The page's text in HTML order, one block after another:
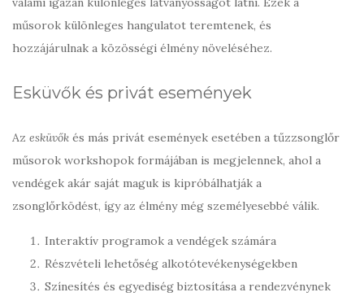
műsorok különleges hangulatot teremtenek, és
hozzájárulnak a közösségi élmény növeléséhez.
Esküvők és privát események
Az esküvők és más privát események esetében a tűzzsonglőr
műsorok workshopok formájában is megjelennek, ahol a
vendégek akár saját maguk is kipróbálhatják a
zsonglőrködést, így az élmény még személyesebbé válik.
Interaktív programok a vendégek számára
Részvételi lehetőség alkotótevékenységekben
Színesítés és egyediség biztosítása a rendezvénynek